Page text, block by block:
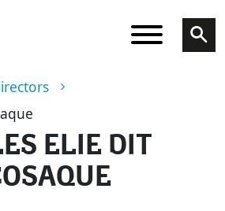
ELIE DIT